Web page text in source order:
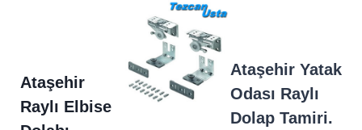
Ataşehir
Raylı Elbise
Ataşehir Yatak
Odası Raylı
Dolap Tamiri.